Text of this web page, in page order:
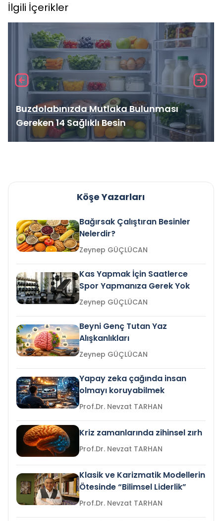
İlgili İçerikler
Buzdolabınızda Mutlaka Bulunması
Gereken 14 Sağlıklı Besin
Köşe Yazarları
Bağırsak Çalıştıran Besinler
Nelerdir?
Zeynep GÜÇLÜCAN
Kas Yapmak İçin Saatlerce
Spor Yapmanıza Gerek Yok
Zeynep GÜÇLÜCAN
Beyni Genç Tutan Yaz
Alışkanlıkları
Zeynep GÜÇLÜCAN
Yapay zeka çağında insan
olmayı koruyabilmek
Prof.Dr. Nevzat TARHAN
Kriz zamanlarında zihinsel zırh
Prof.Dr. Nevzat TARHAN
Klasik ve Karizmatik Modellerin
Ötesinde “Bilimsel Liderlik”
Prof.Dr. Nevzat TARHAN